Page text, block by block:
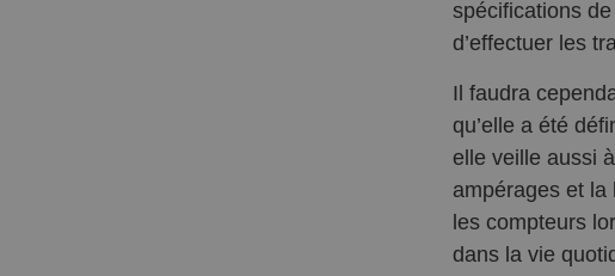
spécifications
d’effectuer les
Il faudra
qu’elle a été
elle veille aussi
ampérages et la
les compteurs
dans la vie